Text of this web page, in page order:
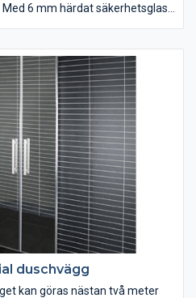
6 mm härdat säkerhetsglas,
duschvägg
kan göras nästan två meter